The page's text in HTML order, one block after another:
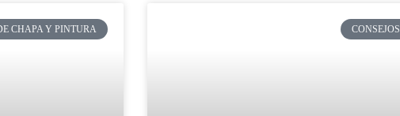
CHAPA Y PINTURA CONSEJOS